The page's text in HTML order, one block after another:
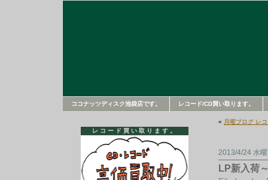
ココナッツディスク池袋店です。 レコード/CD買い取ります。
« 月曜ブログ レ
2013/4/24 水
LP新入荷
レコード買い取ります。